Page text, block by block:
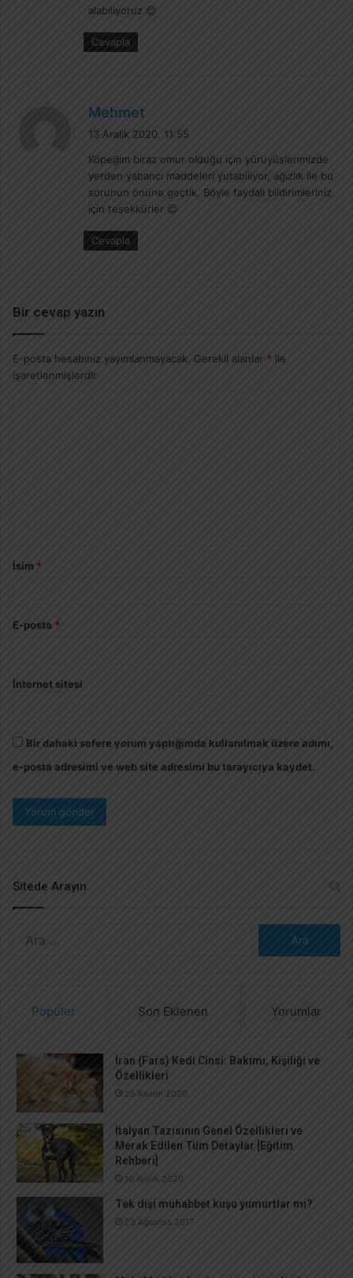
alabiliyoruz 😌
Cevapla
Mehmet
e
i
k
i
13 Aralık 2020, 11:55
Köpeğim biraz omur olduğu için yürüyüşlerimizde
yerden yabancı maddeleri yutabiliyor, ağızlık ile bu
sorunun önüne geçtik. Böyle faydalı bildirimleriniz
için teşekkürler 😌
Cevapla
Bir cevap yazın
E-posta hesabınız yayımlanmayacak. Gerekli alanlar * ile
işaretlenmişlerdir
İsim *
E-posta *
İnternet sitesi
Bir dahaki sefere yorum yaptığımda kullanılmak üzere adımı,
e-posta adresimi ve web site adresimi bu tarayıcıya kaydet.
Sitede Arayın
Popüler Son Eklenen Yorumlar
İran (Fars) Kedi Cinsi: Bakımı, Kişiliği ve
Özellikleri
25 Kasım 2020
İtalyan Tazısının Genel Özellikleri ve
Merak Edilen Tüm Detaylar [Eğitim
Rehberi]
10 Aralık 2020
Tek dişi muhabbet kuşu yumurtlar mı?
23 Ağustos 2017